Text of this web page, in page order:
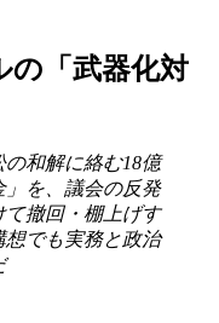
の「武器化対
和解に絡む18億
」を、議会の反発
撤回・棚上げす
想でも実務と政治